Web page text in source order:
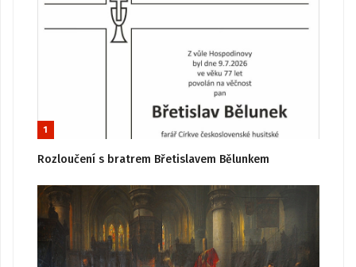
1
Rozloučení s bratrem Břetislavem Bělunkem